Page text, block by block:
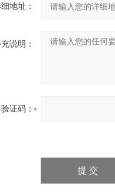
地址：
说明：
验证码：